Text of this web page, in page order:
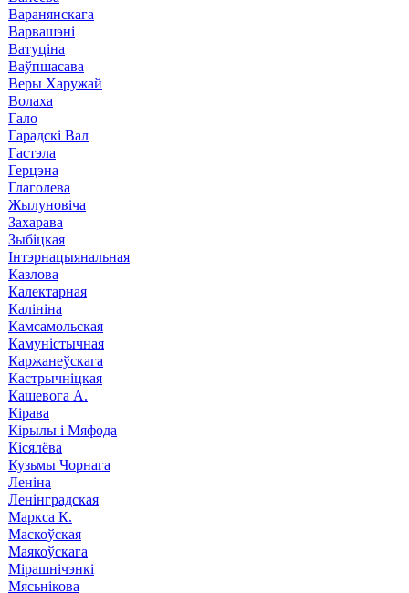
Варанянскага
Варвашэні
Ватуціна
Ваўпшасава
Веры Харужай
Волаха
Гало
Гарадскі Вал
Гастэла
Герцэна
Глаголева
Жылуновіча
Захарава
Зыбіцкая
Інтэрнацыянальная
Казлова
Калектарная
Калініна
Камсамольская
Камуністычная
Каржанеўскага
Кастрычніцкая
Кашевога А.
Кірава
Кірылы і Мяфода
Кісялёва
Кузьмы Чорнага
Леніна
Ленінградская
Маркса К.
Маскоўская
Маякоўскага
Мірашнічэнкі
Мясьнікова